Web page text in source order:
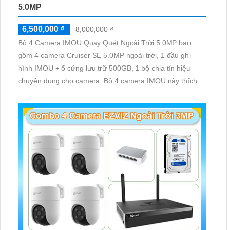
5.0MP
6,500,000 ₫
8,000,000 ₫
Bộ 4 Camera IMOU Quay Quét Ngoài Trời 5.0MP bao
gồm 4 camera Cruiser SE 5.0MP ngoài trời, 1 đầu ghi
hình IMOU + ổ cứng lưu trữ 500GB, 1 bộ chia tín hiệu
chuyên dụng cho camera. Bộ 4 camera IMOU này thích
cần giám sát ngoài trời